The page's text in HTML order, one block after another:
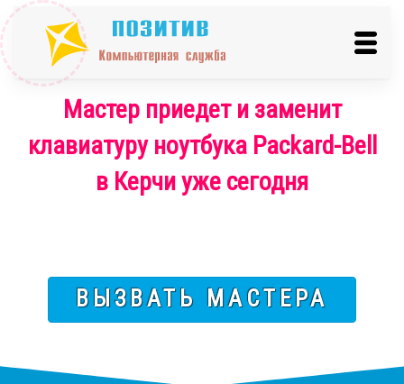
Мастер приедет и заменит
клавиатуру ноутбука Packard-Bell
в Керчи уже сегодня
ВЫЗВАТЬ МАСТЕРА